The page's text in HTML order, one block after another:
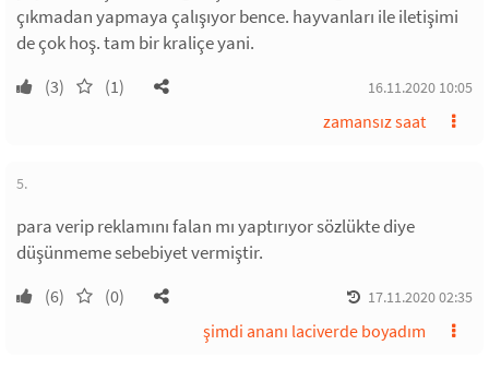
çıkmadan yapmaya çalışıyor bence. hayvanları ile iletişimi
de çok hoş. tam bir kraliçe yani.
(3) (1) 16.11.2020 10:05
zamansız saat
5.
para verip reklamını falan mı yaptırıyor sözlükte diye
düşünmeme sebebiyet vermiştir.
(6) (0) 17.11.2020 02:35
şimdi ananı laciverde boyadım